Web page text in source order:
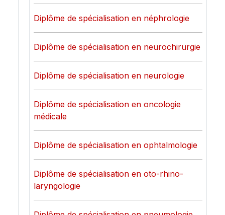
Diplôme de spécialisation en néphrologie
Diplôme de spécialisation en neurochirurgie
Diplôme de spécialisation en neurologie
Diplôme de spécialisation en oncologie
médicale
Diplôme de spécialisation en ophtalmologie
Diplôme de spécialisation en oto-rhino-
laryngologie